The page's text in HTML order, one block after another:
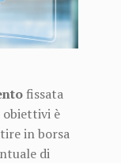
fissata
obiettivi è
in borsa
di